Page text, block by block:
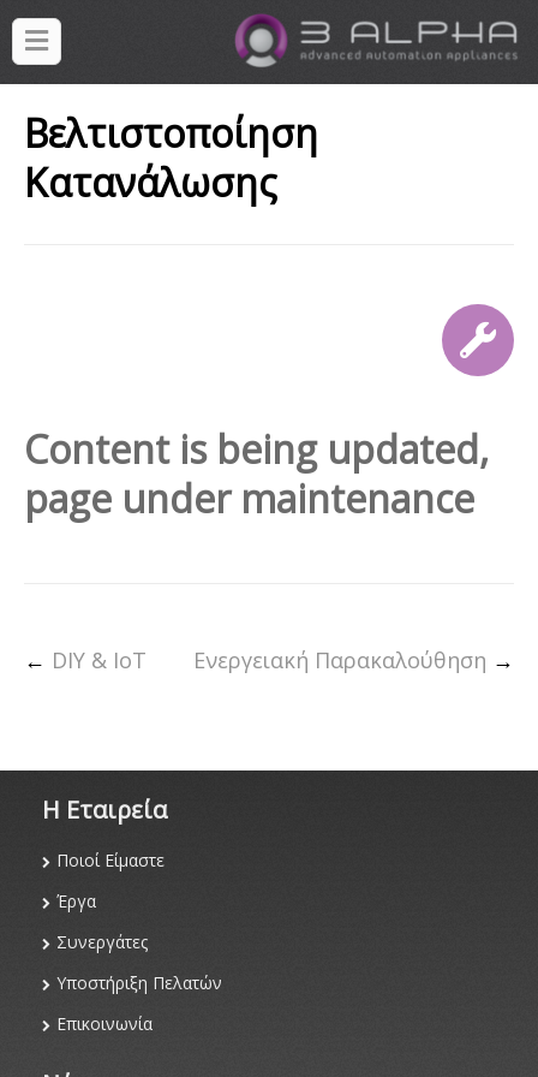
Βελτιστοποίηση
Κατανάλωσης
Content is being updated,
page under maintenance
Ενεργειακή Παρακαλούθηση →
← DIY & IoT
Η Eταιρεία
Ποιοί Είμαστε
Έργα
Συνεργάτες
Υποστήριξη Πελατών
Επικοινωνία